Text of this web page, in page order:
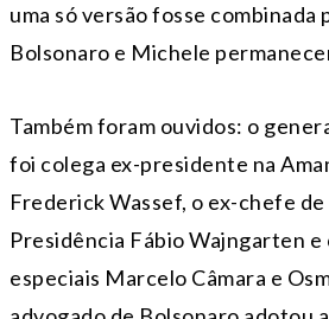
uma só versão fosse combinada
Bolsonaro e Michele
Também foram ouvidos: o
foi colega ex-presidente na
Frederick Wassef, o ex-chefe
Presidência Fábio Wajngarten e
especiais Marcelo Câmara e